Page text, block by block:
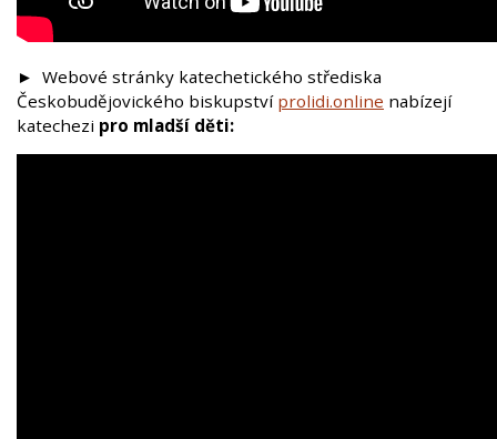
► Webové stránky katechetického střediska
Českobudějovického biskupství prolidi.online nabízejí
katechezi pro mladší děti: